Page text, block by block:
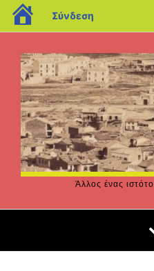
blogs.sch.gr
Σύνδεση
Άλλος ένας